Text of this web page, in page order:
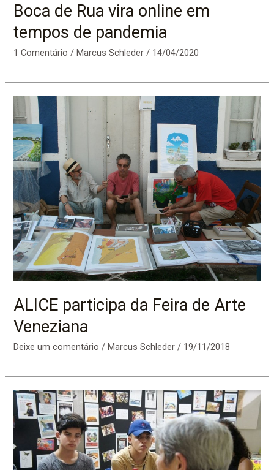
Boca de Rua vira online em
tempos de pandemia
1 Comentário /Marcus Schleder/ 14/04/2020
ALICE participa da Feira de Arte
Veneziana
Deixe um comentário /Marcus Schleder/ 19/11/2018